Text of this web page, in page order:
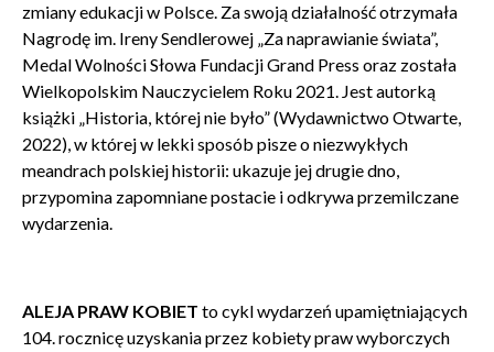
WYŚLIJ
zmiany edukacji w Polsce. Za swoją działalność otrzymała
Nagrodę im. Ireny Sendlerowej „Za naprawianie świata”,
Medal Wolności Słowa Fundacji Grand Press oraz została
Wielkopolskim Nauczycielem Roku 2021. Jest autorką
książki „Historia, której nie było” (Wydawnictwo Otwarte,
2022), w której w lekki sposób pisze o niezwykłych
meandrach polskiej historii: ukazuje jej drugie dno,
przypomina zapomniane postacie i odkrywa przemilczane
wydarzenia.
ALEJA PRAW KOBIET to cykl wydarzeń upamiętniających
104. rocznicę uzyskania przez kobiety praw wyborczych